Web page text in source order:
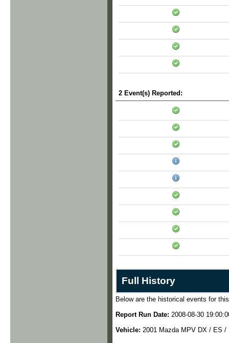
2 Event(s) Reported:
Full History
Below are the historical events for
Report Run Date: 2008-08-30
Vehicle: 2001 Mazda MPV DX / ES /